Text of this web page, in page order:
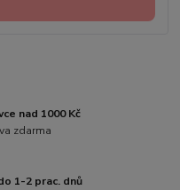
nad 1000 Kč
zdarma
1-2 prac. dnů